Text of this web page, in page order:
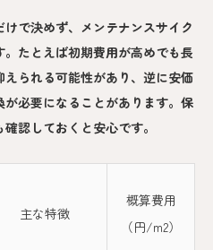
で決めず、メンテナンスサイク
たとえば初期費用が高めでも長
られる可能性があり、逆に安価
必要になることがあります。保
認しておくと安心です。
主な特徴
概算費用
（円/m2）